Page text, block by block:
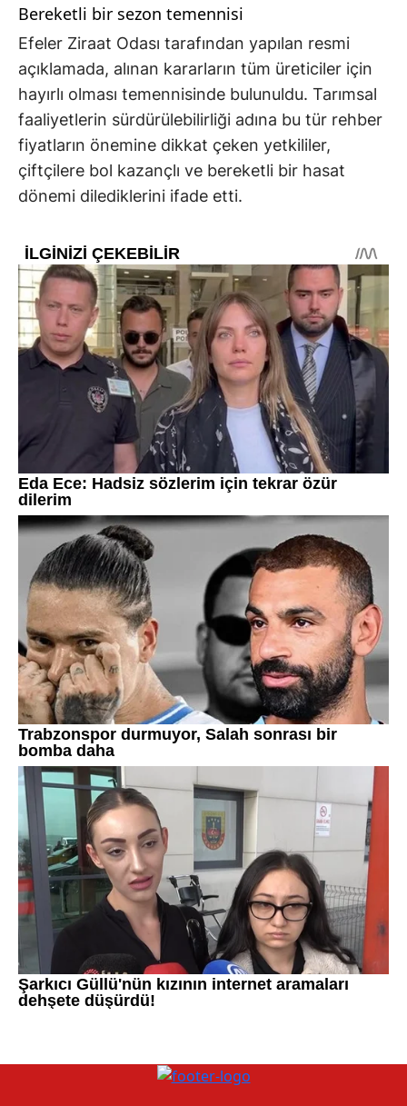
Bereketli bir sezon temennisi
Efeler Ziraat Odası tarafından yapılan resmi
açıklamada, alınan kararların tüm üreticiler için
hayırlı olması temennisinde bulunuldu. Tarımsal
faaliyetlerin sürdürülebilirliği adına bu tür rehber
fiyatların önemine dikkat çeken yetkililer,
çiftçilere bol kazançlı ve bereketli bir hasat
dönemi dilediklerini ifade etti.